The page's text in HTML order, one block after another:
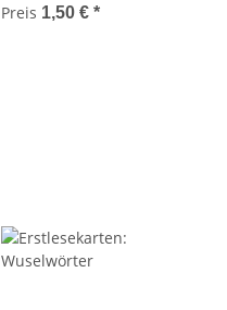
Preis 1,50 € *